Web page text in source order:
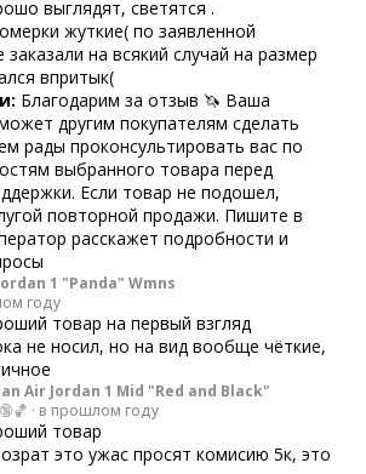
выглядят, светятся .
жуткие( по заявленной
на всякий случай на размер
впритык(
Благодарим за отзыв 🦄 Ваша
другим покупателям сделать
рады проконсультировать вас по
выбранного товара перед
Если товар не подошел,
повторной продажи. Пишите в
расскажет подробности и
1 "Panda" Wmns
году
товар на первый взгляд
не носил, но на вид вообще чёткие,
Air Jordan 1 Mid "Red and Black"
· в прошлом году
товар
это ужас просят комисию 5к, это